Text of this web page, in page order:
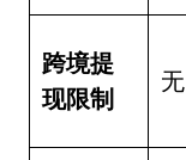
跨境提
现限制
无